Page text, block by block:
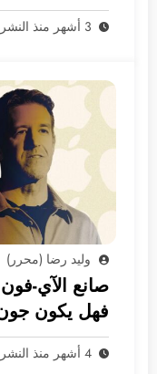
3 أشهر منذ النشر
وليد رضا (محرر)
صانع الآي-
فهل يكون
4 أشهر منذ النشر